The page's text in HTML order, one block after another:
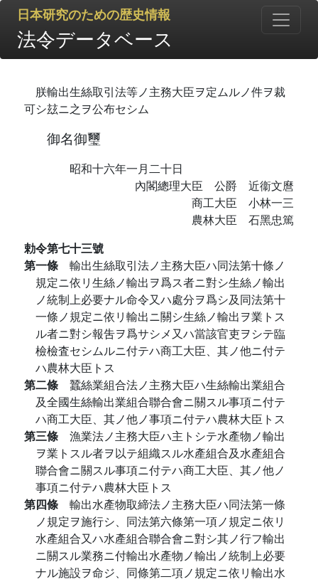
日本研究のための歴史情報
法令データベース
朕輸出生絲取引法等ノ主務大臣ヲ定ムルノ件ヲ裁
可シ玆ニ之ヲ公布セシム
御名御璽
昭和十六年一月二十日
內閣總理大臣 公爵 近衞文麿
商工大臣 小林一三
農林大臣 石黑忠篤
勅令第七十三號
第一條 輸出生絲取引法ノ主務大臣ハ同法第十條ノ
規定ニ依リ生絲ノ輸出ヲ爲ス者ニ對シ生絲ノ輸出
ノ統制上必要ナル命令又ハ處分ヲ爲シ及同法第十
一條ノ規定ニ依リ輸出ニ關シ生絲ノ輸出ヲ業トス
ル者ニ對シ報吿ヲ爲サシメ又ハ當該官吏ヲシテ臨
檢檢査セシムルニ付テハ商工大臣、其ノ他ニ付テ
ハ農林大臣トス
第二條 蠶絲業組合法ノ主務大臣ハ生絲輸出業組合
及全國生絲輸出業組合聯合會ニ關スル事項ニ付テ
ハ商工大臣、其ノ他ノ事項ニ付テハ農林大臣トス
第三條 漁業法ノ主務大臣ハ主トシテ水產物ノ輸出
ヲ業トスル者ヲ以テ組織スル水產組合及水產組合
聯合會ニ關スル事項ニ付テハ商工大臣、其ノ他ノ
事項ニ付テハ農林大臣トス
第四條 輸出水產物取締法ノ主務大臣ハ同法第一條
ノ規定ヲ施行シ、同法第六條第一項ノ規定ニ依リ
水產組合又ハ水產組合聯合會ニ對シ其ノ行フ輸出
ニ關スル業務ニ付輸出水產物ノ輸出ノ統制上必要
ナル施設ヲ命ジ、同條第二項ノ規定ニ依リ輸出水